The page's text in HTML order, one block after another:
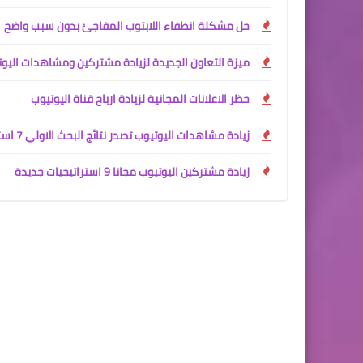
حل مشكلة انطفاء اللابتوب المفاجئ بدون سبب واضح
ميزة التعاون الجديدة لزيادة مشتركين ومشاهدات
حظر الاعلانات المجانية لزيادة ارباح قناة اليوتيوب
زيادة مشاهدات اليوتيوب تصدر نتائج البحث الاولي 7 استراتيجيات جديدة
زيادة مشتركين اليوتيوب مجانا 9 استراتيجيات جديدة